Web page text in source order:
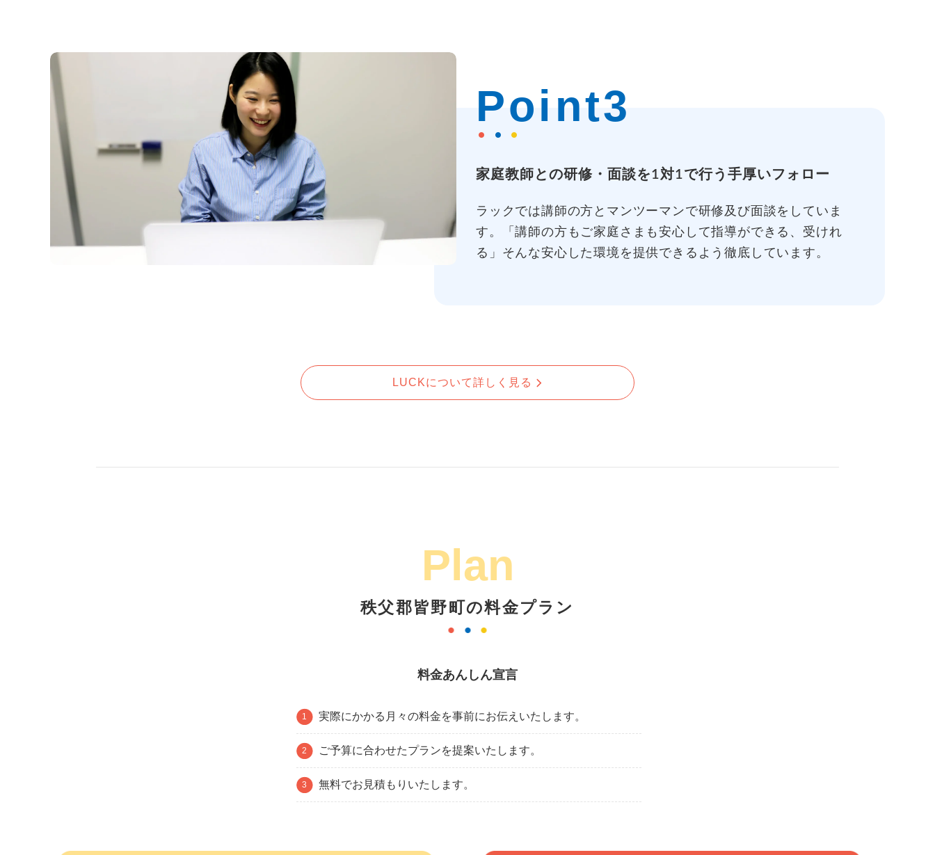
Point3
家庭教師との研修・面談を1対1で行う手厚いフォロー
ラックでは講師の方とマンツーマンで研修及び面談をしていま
す。「講師の方もご家庭さまも安心して指導ができる、受けれ
る」そんな安心した環境を提供できるよう徹底しています。
LUCKについて詳しく見る
Plan
秩父郡皆野町の料金プラン
料金あんしん宣言
実際にかかる月々の料金を事前にお伝えいたします。
ご予算に合わせたプランを提案いたします。
無料でお見積もりいたします。